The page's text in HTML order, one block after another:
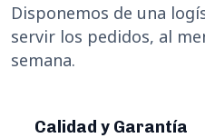
Disponemos de una
servir los pedidos, al
semana.
Calidad y Garantía